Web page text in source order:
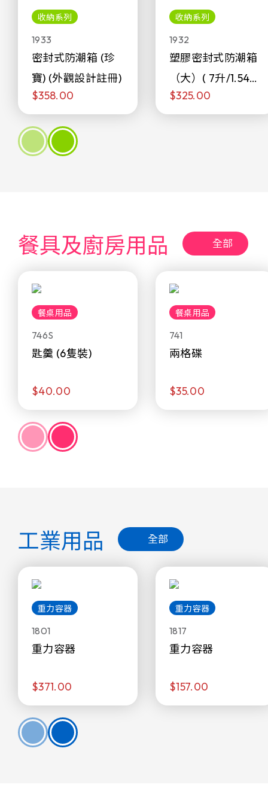
收納系列
1933
密封式防潮箱 (珍
寶) (外觀設計註冊)
$358.00
收納系列
1932
塑膠密封式防潮箱
（大）( 7升/1.54加
侖)
$325.00
餐具及廚房用品 全部
餐桌用品
746S
匙羹 (6隻裝)
$40.00
餐桌用品
741
兩格碟
$35.00
工業用品 全部
重力容器
1801
重力容器
$371.00
重力容器
1817
重力容器
$157.00